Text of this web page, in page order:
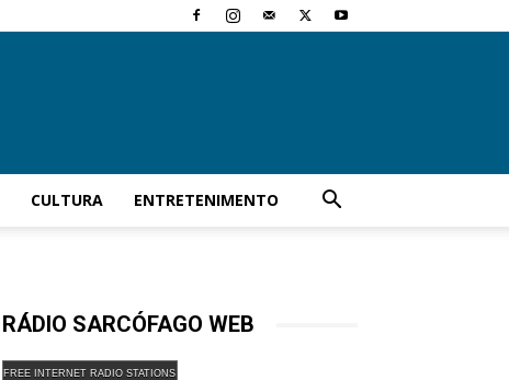
CULTURA ENTRETENIMENTO
RÁDIO SARCÓFAGO WEB
FREE INTERNET RADIO STATIONS